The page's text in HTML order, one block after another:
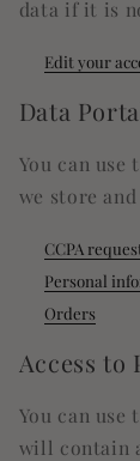
data if it is
Edit your
Data
You can
we store
CCPA
Personal
Orders
Access to
You can
will contain